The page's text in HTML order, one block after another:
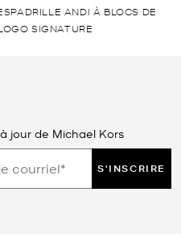
ANDI À BLOCS DE
SIGNATURE
jour de Michael Kors
S'INSCRIRE